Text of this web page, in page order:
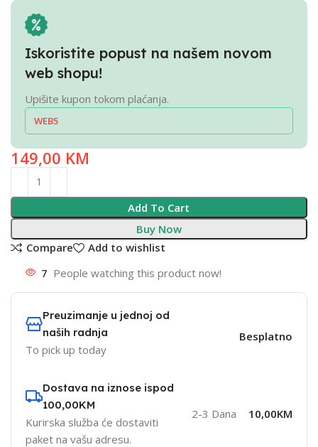
Iskoristite popust na našem novom
web shopu!
Upišite kupon tokom plaćanja.
WEB5
149,00 KM
Add To Cart
Buy Now
Compare
Add to wishlist
7 People watching this product now!
Preuzimanje u jednoj od
naših radnja
To pick up today
Besplatno
Dostava na iznose ispod
100,00KM
Kurirska služba će dostaviti
paket na vašu adresu.
2-3 Dana 10,00KM